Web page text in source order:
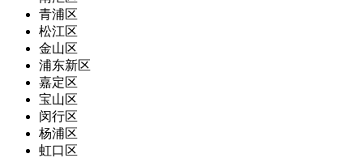
青浦区
松江区
金山区
浦东新区
嘉定区
宝山区
闵行区
杨浦区
虹口区